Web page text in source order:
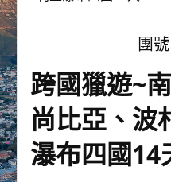
團
跨國獵遊~
尚比亞、波
瀑布四國14